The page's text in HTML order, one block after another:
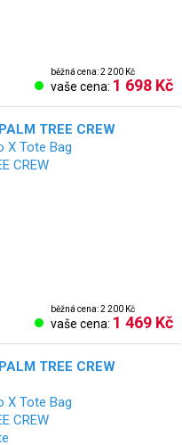
běžná cena: 2 200 Kč
vaše cena: 1 698 Kč
TREE CREW
běžná cena: 2 200 Kč
vaše cena: 1 469 Kč
TREE CREW